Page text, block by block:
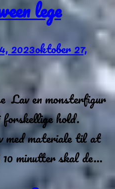
lege
2023oktober 27,
Lav en monsterfigur
hold.
materiale til at
minutter skal de…